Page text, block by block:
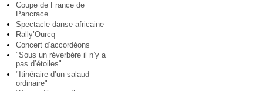
Coupe de France de
Pancrace
Spectacle danse africaine
Rally’Ourcq
Concert d’accordéons
"Sous un réverbère il n’y a
pas d’étoiles"
"Itinéraire d’un salaud
ordinaire"